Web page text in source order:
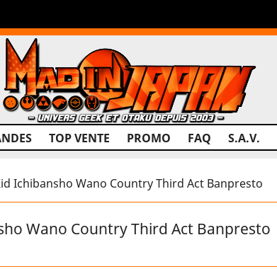
TOP VENTE PROMO FAQ S.A.V.
Ichibansho Wano Country Third Act Banpresto
Wano Country Third Act Banpresto